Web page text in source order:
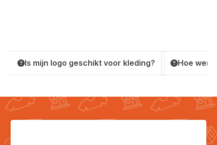
Is mijn logo geschikt voor kleding? Hoe